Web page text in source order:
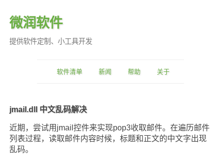
微润软件
提供软件定制、小工具开发
软件清单 新闻 帮助 关于
jmail.dll 中文乱码解决
近期，尝试用jmail控件来实现pop3收取邮件。在遍历邮件
列表过程，读取邮件内容时候，标题和正文的中文字出现
乱码。